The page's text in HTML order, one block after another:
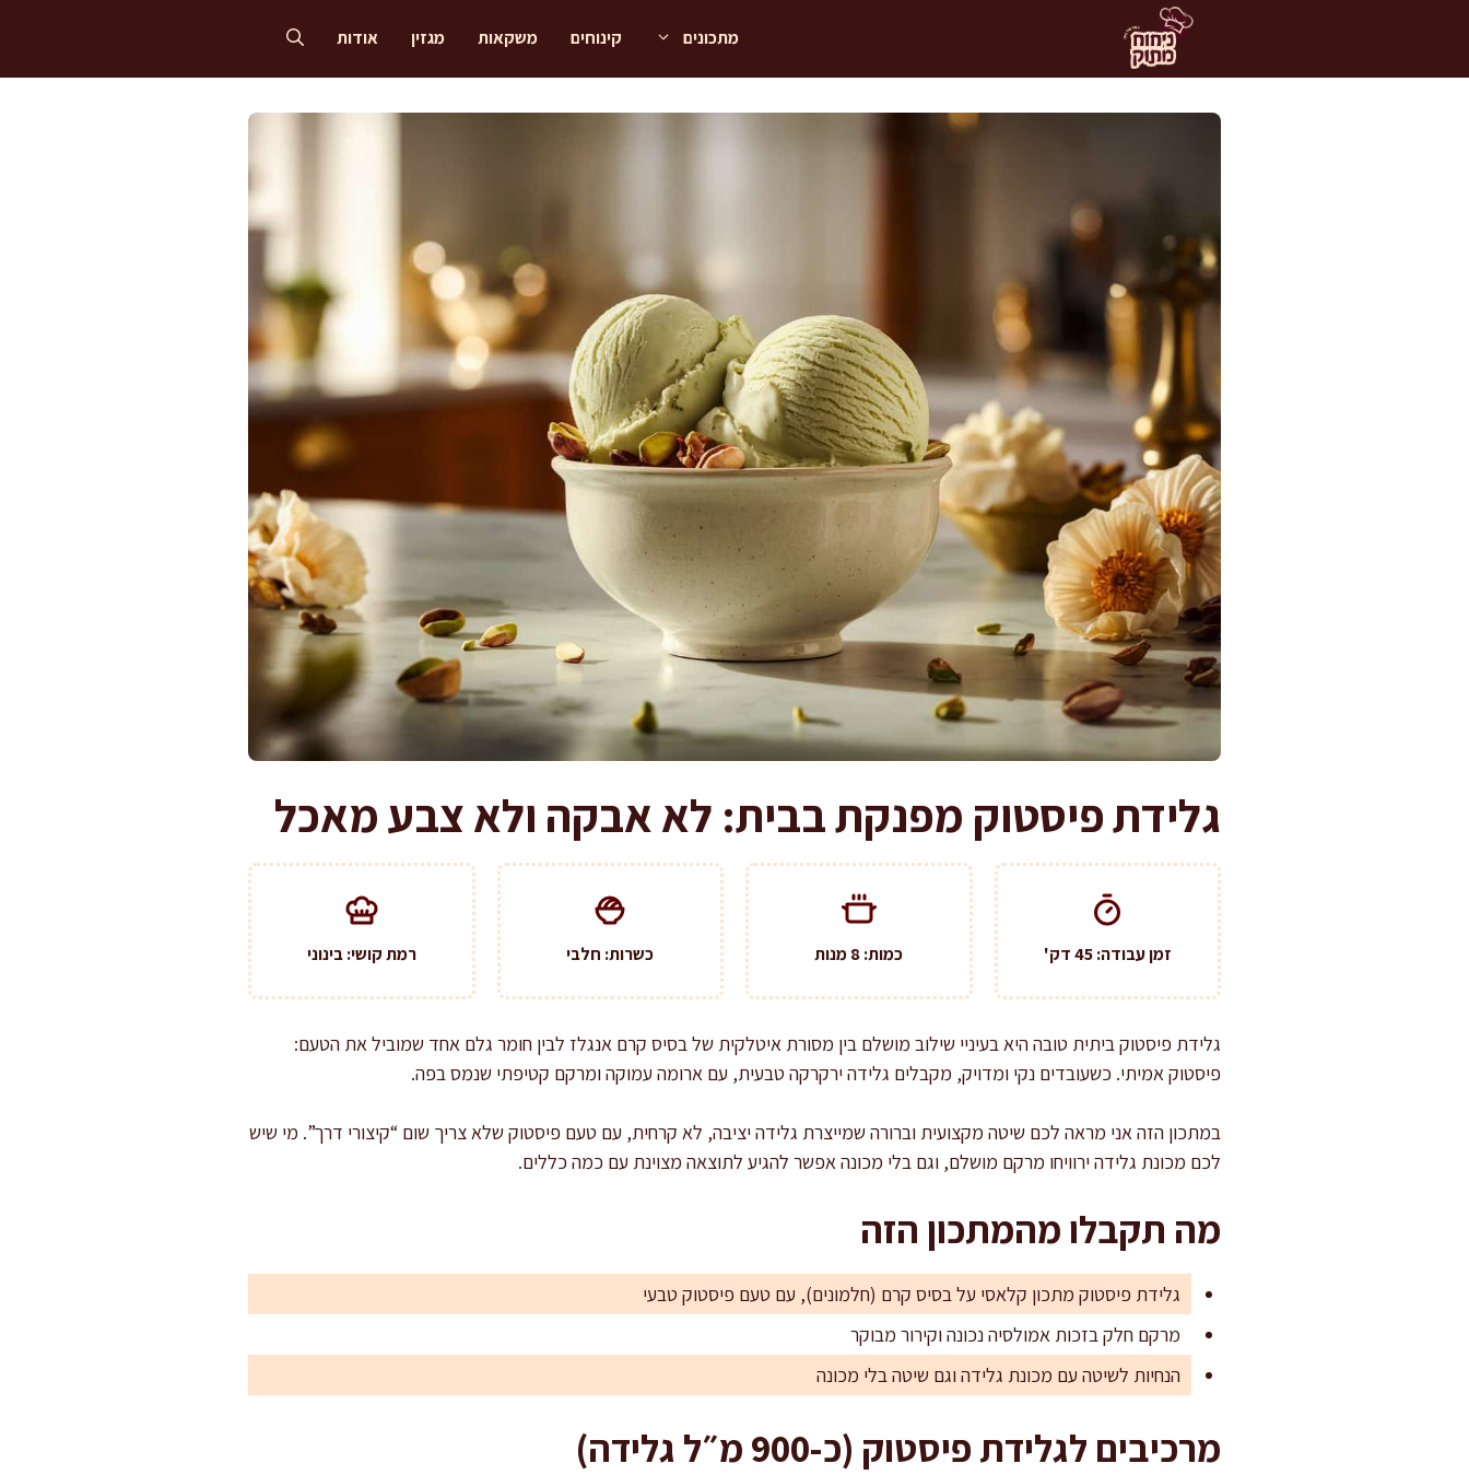
מתכונים קינוחים משקאות מגזין אודות
גלידת פיסטוק מפנקת בבית: לא אבקה ולא צבע מאכל
זמן עבודה: 45 דק' כמות: 8 מנות כשרות: חלבי רמת קושי: בינוני
גלידת פיסטוק ביתית טובה היא בעיניי שילוב מושלם בין מסורת איטלקית של בסיס קרם אנגלז לבין חומר גלם אחד שמוביל את הטעם:
פיסטוק אמיתי. כשעובדים נקי ומדויק, מקבלים גלידה ירקרקה טבעית, עם ארומה עמוקה ומרקם קטיפתי שנמס בפה.
במתכון הזה אני מראה לכם שיטה מקצועית וברורה שמייצרת גלידה יציבה, לא קרחית, עם טעם פיסטוק שלא צריך שום “קיצורי דרך”. מי שיש
לכם מכונת גלידה ירוויחו מרקם מושלם, וגם בלי מכונה אפשר להגיע לתוצאה מצוינת עם כמה כללים.
מה תקבלו מהמתכון הזה
גלידת פיסטוק מתכון קלאסי על בסיס קרם (חלמונים), עם טעם פיסטוק טבעי
מרקם חלק בזכות אמולסיה נכונה וקירור מבוקר
הנחיות לשיטה עם מכונת גלידה וגם שיטה בלי מכונה
מרכיבים לגלידת פיסטוק (כ-900 מ״ל גלידה)